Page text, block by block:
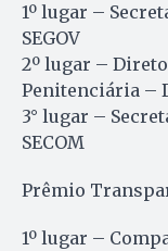
1º lugar –
SEGOV
2º lugar –
Penitenciária –
3° lugar –
SECOM
Prêmio
1º lugar –